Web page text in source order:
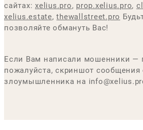
сайтах: xelius.pro, prop.xelius.pro,
xelius.estate,thewallstreet.pro
позволяйте обмануть Вас!
Если Вам написали мошенники —
пожалуйста, скриншот сообщения
злоумышленника на